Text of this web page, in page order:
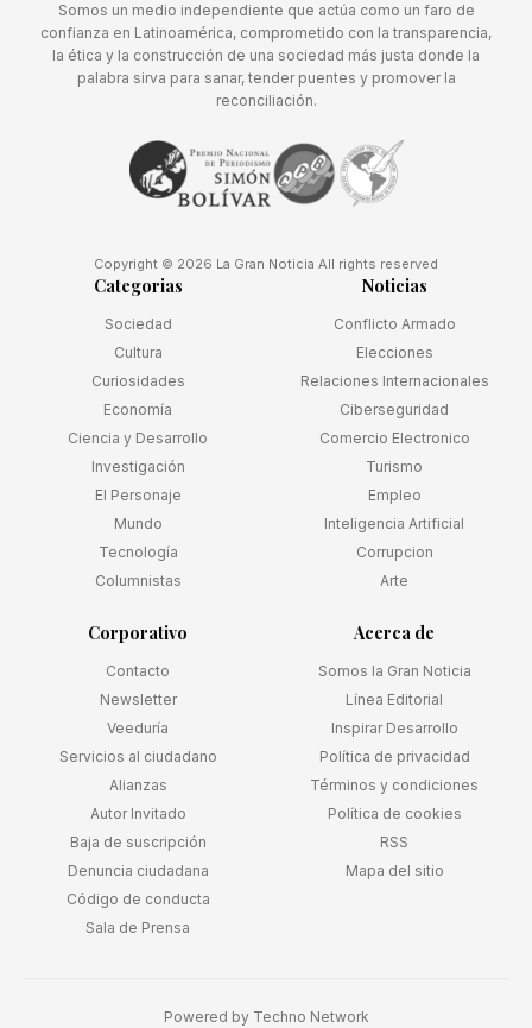
Somos un medio independiente que actúa como un faro de
confianza en Latinoamérica, comprometido con la transparencia,
la ética y la construcción de una sociedad más justa donde la
palabra sirva para sanar, tender puentes y promover la
reconciliación.
Copyright © 2026 La Gran Noticia All rights reserved
Categorias
Sociedad
Cultura
Curiosidades
Economía
Ciencia y Desarrollo
Investigación
El Personaje
Mundo
Tecnología
Columnistas
Noticias
Conflicto Armado
Elecciones
Relaciones Internacionales
Ciberseguridad
Comercio Electronico
Turismo
Empleo
Inteligencia Artificial
Corrupcion
Arte
Corporativo
Contacto
Newsletter
Veeduría
Servicios al ciudadano
Alianzas
Autor Invitado
Baja de suscripción
Denuncia ciudadana
Código de conducta
Sala de Prensa
Acerca de
Somos la Gran Noticia
Línea Editorial
Inspirar Desarrollo
Política de privacidad
Términos y condiciones
Política de cookies
RSS
Mapa del sitio
Powered by Techno Network